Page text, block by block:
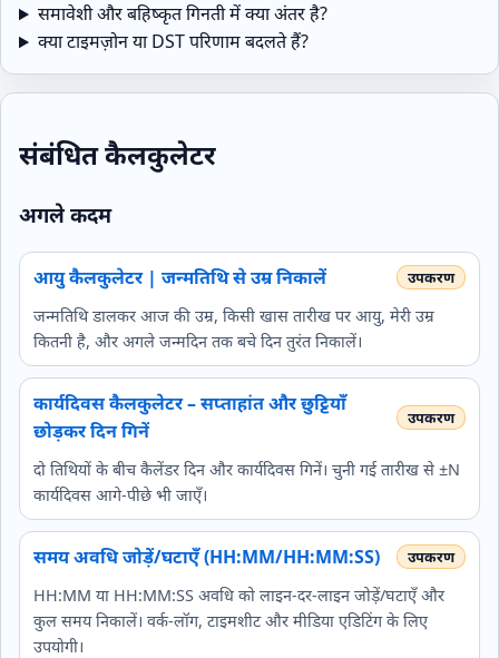
समावेशी और बहिष्कृत गिनती में क्या अंतर है?
क्या टाइमज़ोन या DST परिणाम बदलते हैं?
संबंधित कैलकुलेटर
अगले कदम
आयु कैलकुलेटर | जन्मतिथि से उम्र निकालें
जन्मतिथि डालकर आज की उम्र, किसी खास तारीख पर आयु, मेरी उम्र
कितनी है, और अगले जन्मदिन तक बचे दिन तुरंत निकालें।
कार्यदिवस कैलकुलेटर – सप्ताहांत और छुट्टियाँ
छोड़कर दिन गिनें
दो तिथियों के बीच कैलेंडर दिन और कार्यदिवस गिनें। चुनी गई तारीख से ±N
कार्यदिवस आगे‑पीछे भी जाएँ।
समय अवधि जोड़ें/घटाएँ (HH:MM/HH:MM:SS)
HH:MM या HH:MM:SS अवधि को लाइन‑दर‑लाइन जोड़ें/घटाएँ और
कुल समय निकालें। वर्क‑लॉग, टाइमशीट और मीडिया एडिटिंग के लिए
उपयोगी।